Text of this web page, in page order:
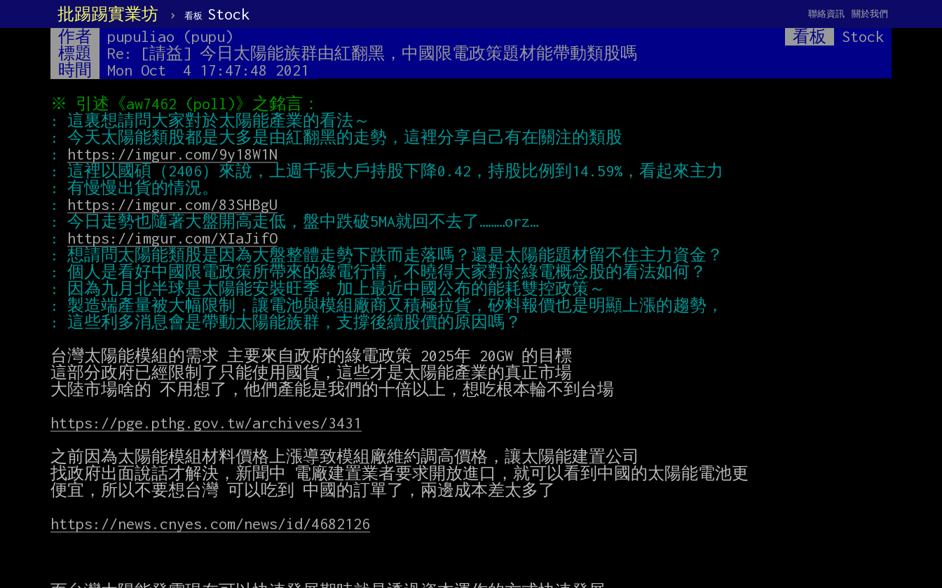
批踢踢實業坊 › 看板 Stock 關於我們
聯絡資訊
作者 pupuliao (pupu) 看板
Stock
標題
Re: [請益] 今日太陽能族群由紅翻黑，中國限電政策題材能帶動類股嗎
時間
Mon Oct  4 17:47:48 2021
: https://imgur.com/9y18W1N
: https://imgur.com/83SHBgU
: https://imgur.com/XIaJifO
台灣太陽能模組的需求 主要來自政府的綠電政策 2025年 20GW 的目標
這部分政府已經限制了只能使用國貨，這些才是太陽能產業的真正市場
大陸市場啥的 不用想了，他們產能是我們的十倍以上，想吃根本輪不到台場
https://pge.pthg.gov.tw/archives/3431
之前因為太陽能模組材料價格上漲導致模組廠維約調高價格，讓太陽能建置公司
找政府出面說話才解決，新聞中 電廠建置業者要求開放進口，就可以看到中國的太陽能電池更
便宜，所以不要想台灣 可以吃到 中國的訂單了，兩邊成本差太多了
https://news.cnyes.com/news/id/4682126